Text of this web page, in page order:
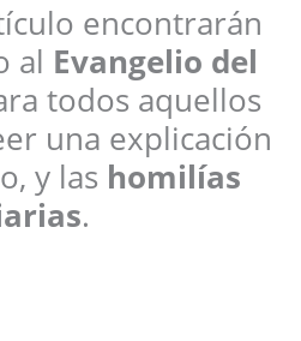
encontrarán
al Evangelio del
todos aquellos
una explicación
y las homilías
.